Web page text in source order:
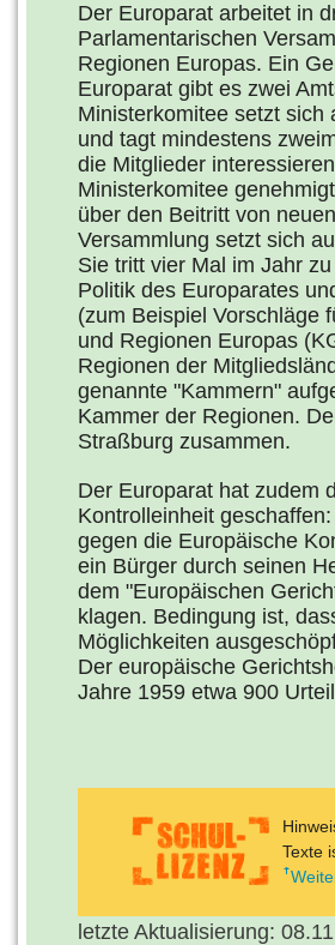
Der Europarat arbeitet in
Parlamentarischen
Regionen Europas. Ein
Europarat gibt es zwei
Ministerkomitee setzt sich
und tagt mindestens
die Mitglieder
Ministerkomitee
über den Beitritt von
Versammlung setzt sich
Sie tritt vier Mal im Jahr
Politik des Europarates
(zum Beispiel Vorschläge
und Regionen Europas
Regionen der
genannte "Kammern"
Kammer der Regionen.
Straßburg zusammen.
Der Europarat hat zudem
Kontrolleinheit
gegen die Europäische
ein Bürger durch seinen
dem "Europäischen
klagen. Bedingung ist,
Möglichkeiten
Der europäische
Jahre 1959 etwa 900
Texte
letzte Aktualisierung: